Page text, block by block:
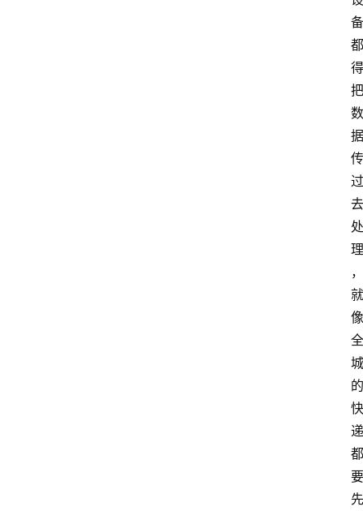
备
都
得
把
数
据
传
过
去
处
理
，
就
像
全
城
的
快
递
都
要
先